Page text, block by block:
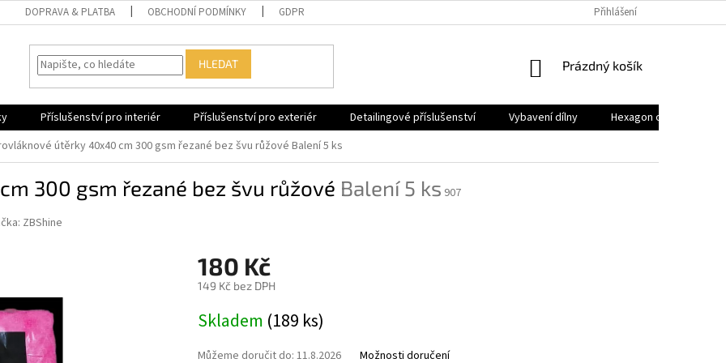
DOPRAVA & PLATBA OBCHODNÍ PODMÍNKY GDPR Přihlášení
HLEDAT
NÁKUPNÍ
Prázdný košík
Příslušenství pro interiér Příslušenství pro exteriér Detailingové příslušenství Vybavení dílny
Hexagon osvětlení
útěrky 40x40 cm 300 gsm řezané bez švu růžové Balení 5 ks
300 gsm řezané bez švu růžové Balení 5 ks 907
ZBShine
180 Kč
149 Kč bez DPH
cena:
Skladem (189 ks)
Můžeme doručit do: 11.8.2026 Možnosti doručení